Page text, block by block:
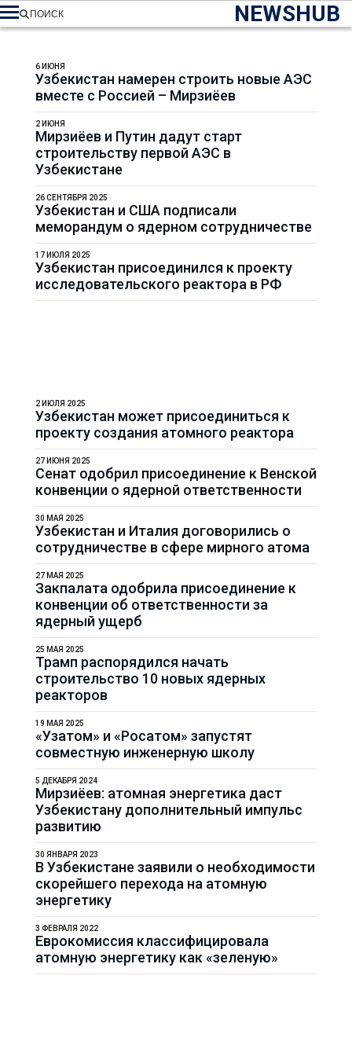
NEWSHUB
ПОИСК
Узбекистан намерен строить новые АЭС
вместе с Россией – Мирзиёев
6 ИЮНЯ
Мирзиёев и Путин дадут старт
строительству первой АЭС в
Узбекистане
2 ИЮНЯ
Узбекистан и США подписали
меморандум о ядерном сотрудничестве
26 СЕНТЯБРЯ 2025
Узбекистан присоединился к проекту
исследовательского реактора в РФ
17 ИЮЛЯ 2025
Узбекистан может присоединиться к
проекту создания атомного реактора
2 ИЮЛЯ 2025
Сенат одобрил присоединение к Венской
конвенции о ядерной ответственности
27 ИЮНЯ 2025
Узбекистан и Италия договорились о
сотрудничестве в сфере мирного атома
30 МАЯ 2025
Закпалата одобрила присоединение к
конвенции об ответственности за
ядерный ущерб
27 МАЯ 2025
Трамп распорядился начать
строительство 10 новых ядерных
реакторов
25 МАЯ 2025
«Узатом» и «Росатом» запустят
совместную инженерную школу
19 МАЯ 2025
Мирзиёев: атомная энергетика даст
Узбекистану дополнительный импульс
развитию
5 ДЕКАБРЯ 2024
В Узбекистане заявили о необходимости
скорейшего перехода на атомную
энергетику
30 ЯНВАРЯ 2023
Еврокомиссия классифицировала
атомную энергетику как «зеленую»
3 ФЕВРАЛЯ 2022